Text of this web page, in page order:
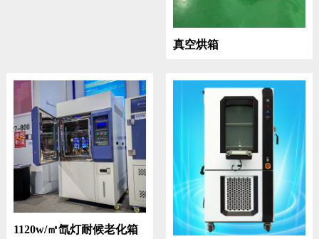
真空烘箱
1120w/㎡氙灯耐候老化箱